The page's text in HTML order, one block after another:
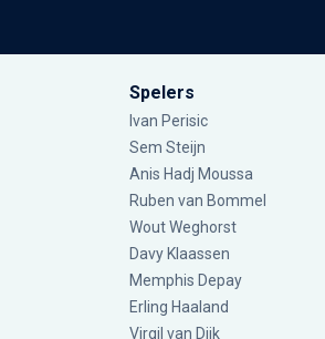
Spelers
Ivan Perisic
Sem Steijn
Anis Hadj Moussa
Ruben van Bommel
Wout Weghorst
Davy Klaassen
Memphis Depay
Erling Haaland
Virgil van Dijk